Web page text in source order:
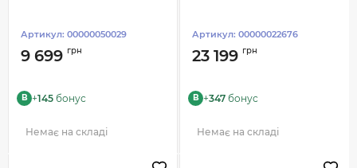
Артикул: 00000050029
9 699 грн
B +145 бонус
Немає на складі
Артикул: 00000022676
23 199 грн
B +347 бонус
Немає на складі